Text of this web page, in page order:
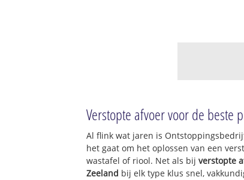
Verstopte afvoer voor de beste
Al flink wat jaren is
het gaat om het oplossen van een
wastafel of riool. Net als bijverstopte
Zeeland bij elk type klus snel,